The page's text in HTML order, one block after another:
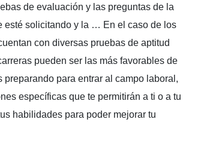
de evaluación y las preguntas de la
esté solicitando y la … En el caso de los
con diversas pruebas de aptitud
pueden ser las más favorables de
para entrar al campo laboral,
específicas que te permitirán a ti o a tu
habilidades para poder mejorar tu